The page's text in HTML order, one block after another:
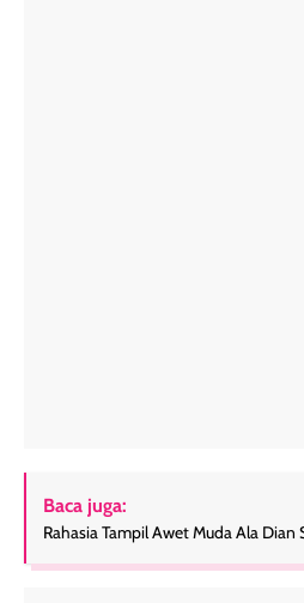
Baca juga:
Rahasia Tampil Awet Muda Ala